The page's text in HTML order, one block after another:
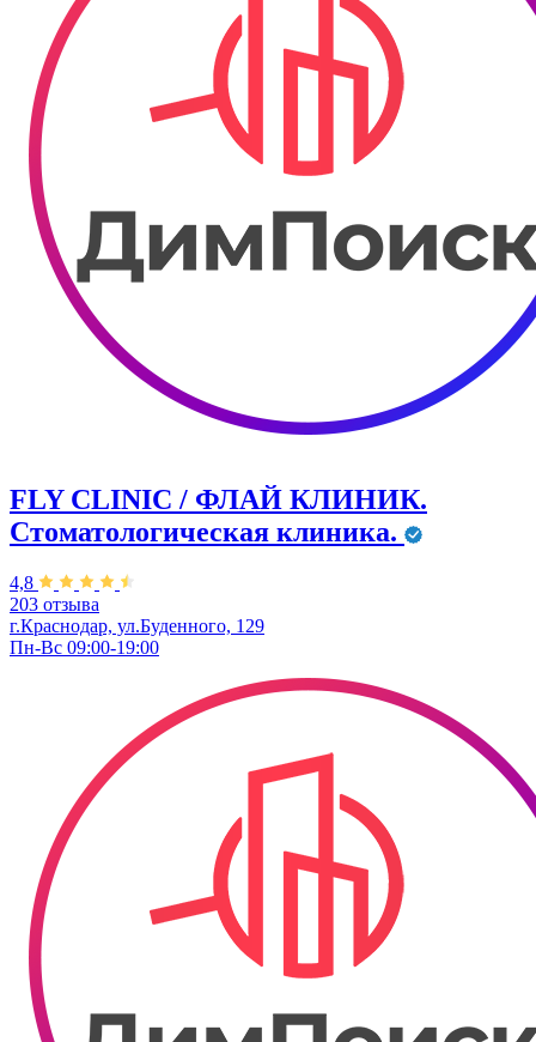
FLY CLINIC / ФЛАЙ КЛИНИК.
Стоматологическая клиника.
4,8
203 отзыва
г.Краснодар, ул.Буденного, 129
Пн-Вс 09:00-19:00